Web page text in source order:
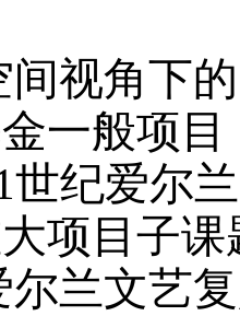
间视角下
一般项目
世纪爱尔
项目子课
尔兰文艺